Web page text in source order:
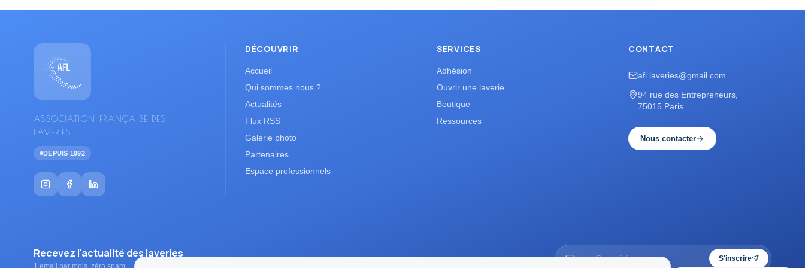
ASSOCIATION FRANÇAISE DES
LAVERIES
DEPUIS 1992
DÉCOUVRIR
Accueil
Qui sommes nous ?
Actualités
Flux RSS
Galerie photo
Partenaires
Espace professionnels
SERVICES
Adhésion
Ouvrir une laverie
Boutique
Ressources
CONTACT
afl.laveries@gmail.com
94 rue des Entrepreneurs,
75015 Paris
Nous contacter
Recevez l'actualité des laveries
1 email par mois, zéro spam.
S'inscrire